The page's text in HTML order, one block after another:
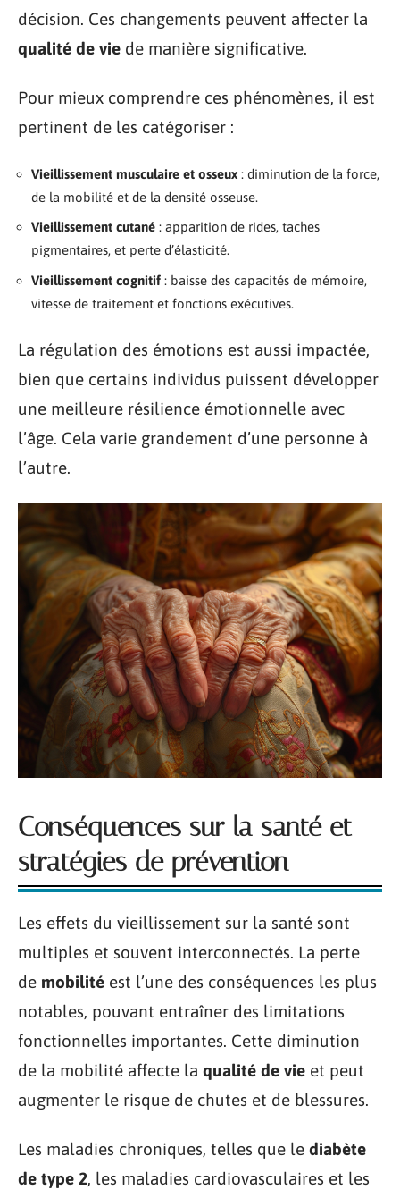
décision. Ces changements peuvent affecter la
qualité de vie de manière significative.
Pour mieux comprendre ces phénomènes, il est
pertinent de les catégoriser :
Vieillissement musculaire et osseux : diminution de la force,
de la mobilité et de la densité osseuse.
Vieillissement cutané : apparition de rides, taches
pigmentaires, et perte d’élasticité.
Vieillissement cognitif : baisse des capacités de mémoire,
vitesse de traitement et fonctions exécutives.
La régulation des émotions est aussi impactée,
bien que certains individus puissent développer
une meilleure résilience émotionnelle avec
l’âge. Cela varie grandement d’une personne à
l’autre.
Conséquences sur la santé et
stratégies de prévention
Les effets du vieillissement sur la santé sont
multiples et souvent interconnectés. La perte
de mobilité est l’une des conséquences les plus
notables, pouvant entraîner des limitations
fonctionnelles importantes. Cette diminution
de la mobilité affecte la qualité de vie et peut
augmenter le risque de chutes et de blessures.
Les maladies chroniques, telles que le diabète
de type 2, les maladies cardiovasculaires et les